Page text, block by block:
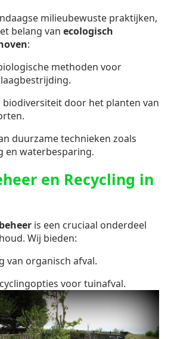
milieubewuste praktijken,
belang van ecologisch
:
methoden voor
biodiversiteit door het planten van
duurzame technieken zoals
en waterbesparing.
en Recycling in
is een cruciaal onderdeel
Wij bieden:
van organisch afval.
voor tuinafval.